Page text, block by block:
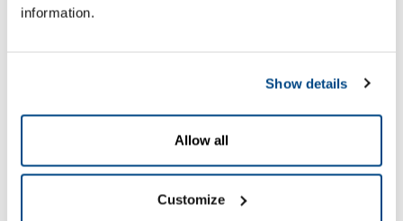
information.
Show details
Allow all
Customize
prodotti, in linea con il
nostro impegno i
materia di CSR". Cyril
Van Caneghem, Site
Manager per SBM